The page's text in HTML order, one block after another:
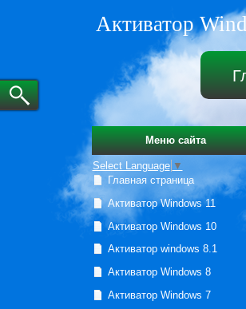
Активатор
Меню сайта
Select Language ▼
Главная страница
Активатор Windows 11
Активатор Windows 10
Активатор windows 8.1
Активатор Windows 8
Активатор Windows 7